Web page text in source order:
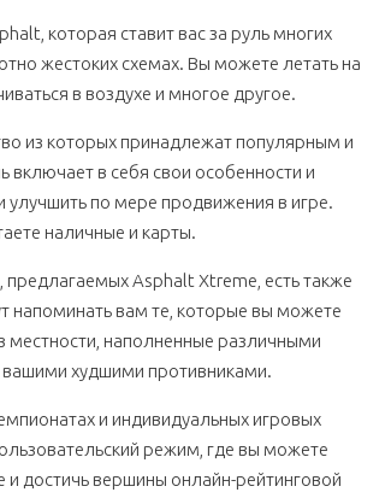
которая ставит вас за руль многих
жестоких схемах. Вы можете летать на
в воздухе и многое другое.
из которых принадлежат популярным и
в себя свои особенности и
улучшить по мере продвижения в игре.
наличные и карты.
Asphalt Xtreme, есть также
напоминать вам те, которые вы можете
местности, наполненные различными
вашими худшими противниками.
и ​​индивидуальных игровых
режим, где вы можете
и достичь вершины онлайн-рейтинговой